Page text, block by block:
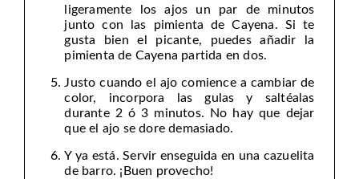
ligeramente los ajos un par de minutos
junto con las pimienta de Cayena. Si te
gusta bien el picante, puedes añadir la
pimienta de Cayena partida en dos.
Justo cuando el ajo comience a cambiar de
color, incorpora las gulas y saltéalas
durante 2 ó 3 minutos. No hay que dejar
que el ajo se dore demasiado.
Y ya está. Servir enseguida en una cazuelita
de barro. ¡Buen provecho!